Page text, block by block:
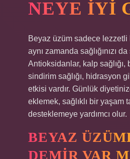
NEYE IYI
Beyaz üzüm sadece lezzetli
aynı zamanda sağlığınızı
Antioksidanlar, kalp sağlığı,
sindirim sağlığı, hidrasyon
etkisi vardır. Günlük
eklemek, sağlıklı bir yaşam
desteklemeye yardımcı olur.
BEYAZ
DEMIR VAR